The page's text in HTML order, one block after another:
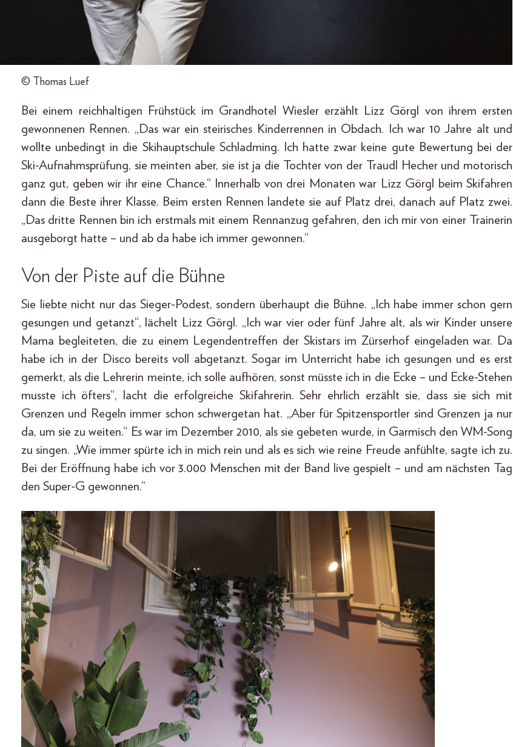
© Thomas Luef
Bei einem reichhaltigen Frühstück im Grandhotel Wiesler erzählt Lizz Görgl von ihrem ersten
gewonnenen Rennen. „Das war ein steirisches Kinderrennen in Obdach. Ich war 10 Jahre alt und
wollte unbedingt in die Skihauptschule Schladming. Ich hatte zwar keine gute Bewertung bei der
Ski-Aufnahmsprüfung, sie meinten aber, sie ist ja die Tochter von der Traudl Hecher und motorisch
ganz gut, geben wir ihr eine Chance.“ Innerhalb von drei Monaten war Lizz Görgl beim Skifahren
dann die Beste ihrer Klasse. Beim ersten Rennen landete sie auf Platz drei, danach auf Platz zwei.
„Das dritte Rennen bin ich erstmals mit einem Rennanzug gefahren, den ich mir von einer Trainerin
ausgeborgt hatte – und ab da habe ich immer gewonnen.“
Von der Piste auf die Bühne
Sie liebte nicht nur das Sieger-Podest, sondern überhaupt die Bühne. „Ich habe immer schon gern
gesungen und getanzt“, lächelt Lizz Görgl. „Ich war vier oder fünf Jahre alt, als wir Kinder unsere
Mama begleiteten, die zu einem Legendentreffen der Skistars im Zürserhof eingeladen war. Da
habe ich in der Disco bereits voll abgetanzt. Sogar im Unterricht habe ich gesungen und es erst
gemerkt, als die Lehrerin meinte, ich solle aufhören, sonst müsste ich in die Ecke – und Ecke-Stehen
musste ich öfters“, lacht die erfolgreiche Skifahrerin. Sehr ehrlich erzählt sie, dass sie sich mit
Grenzen und Regeln immer schon schwergetan hat. „Aber für Spitzensportler sind Grenzen ja nur
da, um sie zu weiten.“ Es war im Dezember 2010, als sie gebeten wurde, in Garmisch den WM-Song
zu singen. „Wie immer spürte ich in mich rein und als es sich wie reine Freude anfühlte, sagte ich zu.
Bei der Eröffnung habe ich vor 3.000 Menschen mit der Band live gespielt – und am nächsten Tag
den Super-G gewonnen.“